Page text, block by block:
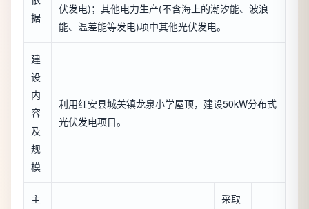
据
伏发电)；其他电力生产(不含海上的潮汐能、波浪
能、温差能等发电)项中其他光伏发电。
建
设
内
容
及
规
模
利用红安县城关镇龙泉小学屋顶，建设50kW分布式
光伏发电项目。
主
采取